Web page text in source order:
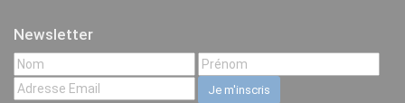
Newsletter